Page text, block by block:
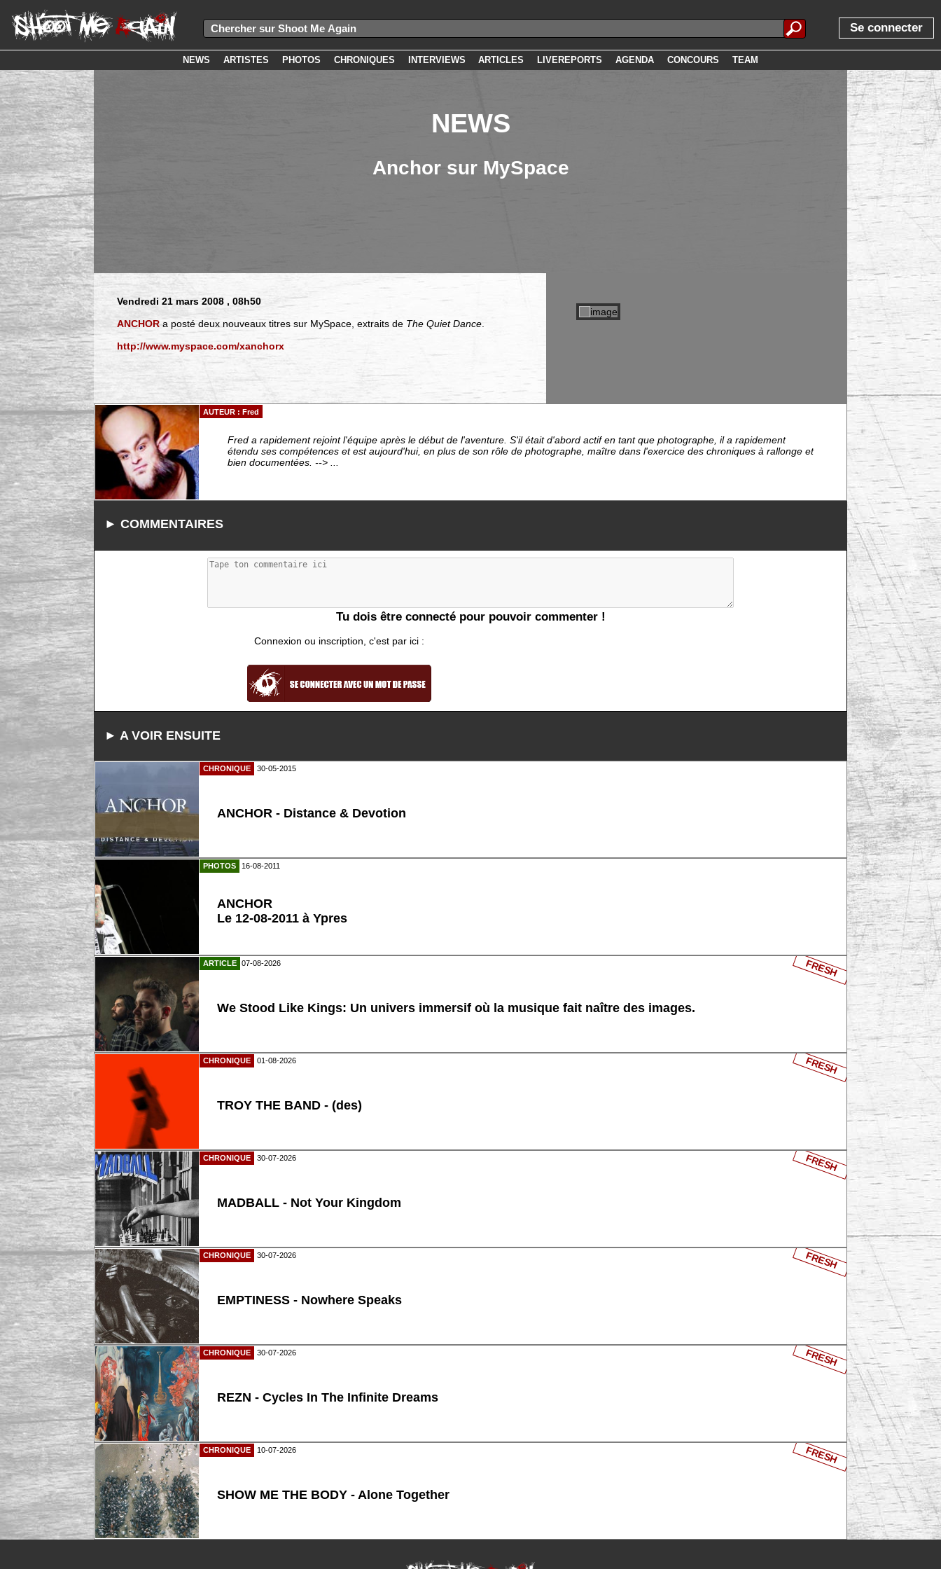
Se connecter
NEWS ARTISTES PHOTOS CHRONIQUES INTERVIEWS ARTICLES LIVEREPORTS AGENDA CONCOURS TEAM
NEWS
Anchor sur MySpace
Vendredi 21 mars 2008 , 08h50
ANCHORa posté deux nouveaux titres sur MySpace, extraits de The Quiet Dance.
http://www.myspace.com/xanchorx
AUTEUR : Fred
Fred a rapidement rejoint l'équipe après le début de l'aventure. S'il était d'abord actif en tant que photographe, il a rapidement
étendu ses compétences et est aujourd'hui, en plus de son rôle de photographe, maître dans l'exercice des chroniques à rallonge et
bien documentées. --> ...
► COMMENTAIRES
Tu dois être connecté pour pouvoir commenter !
Connexion ou inscription, c'est par ici :
► A VOIR ENSUITE
CHRONIQUE 30-05-2015
ANCHOR - Distance & Devotion
PHOTOS 16-08-2011
ANCHOR
Le 12-08-2011 à Ypres
ARTICLE 07-08-2026
We Stood Like Kings: Un univers immersif où la musique fait naître des images.
FRESH
CHRONIQUE 01-08-2026
TROY THE BAND - (des)
FRESH
CHRONIQUE 30-07-2026
MADBALL - Not Your Kingdom
FRESH
CHRONIQUE 30-07-2026
EMPTINESS - Nowhere Speaks
FRESH
CHRONIQUE 30-07-2026
REZN - Cycles In The Infinite Dreams
FRESH
CHRONIQUE 10-07-2026
SHOW ME THE BODY - Alone Together
FRESH